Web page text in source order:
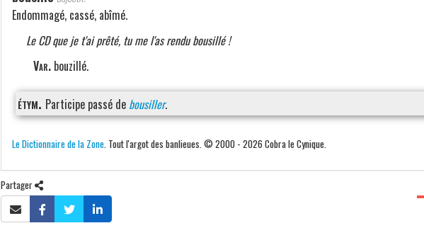
Endommagé, cassé, abîmé.
Le CD que je t'ai prêté, tu me l'as rendu bousillé !
Var. bouzillé.
étym. Participe passé de bousiller.
Le Dictionnaire de la Zone. Tout l'argot des banlieues. © 2000 - 2026 Cobra le Cynique.
Partager